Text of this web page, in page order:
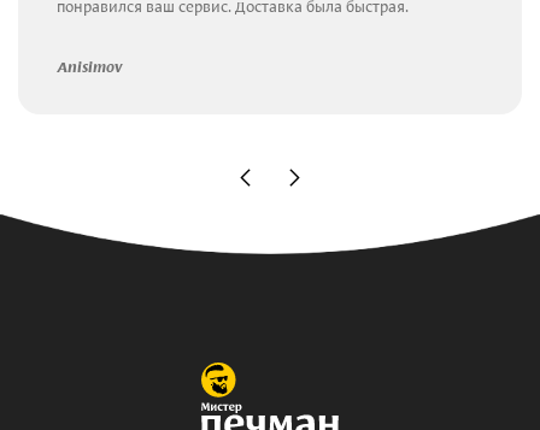
понравился ваш сервис. Доставка была быстрая.
Anisimov